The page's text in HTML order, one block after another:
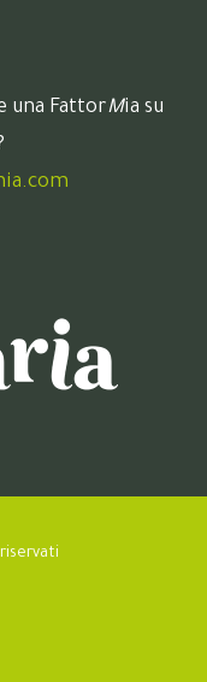
una FattorMia su